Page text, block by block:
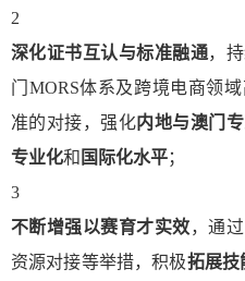
2
深化证书互认与标准融通，
门MORS体系及跨境电商领
准的对接，强化内地与澳门
专业化和 国际化水平；
3
不断增强以赛育才实效，通过
资源对接等举措，积极拓展技